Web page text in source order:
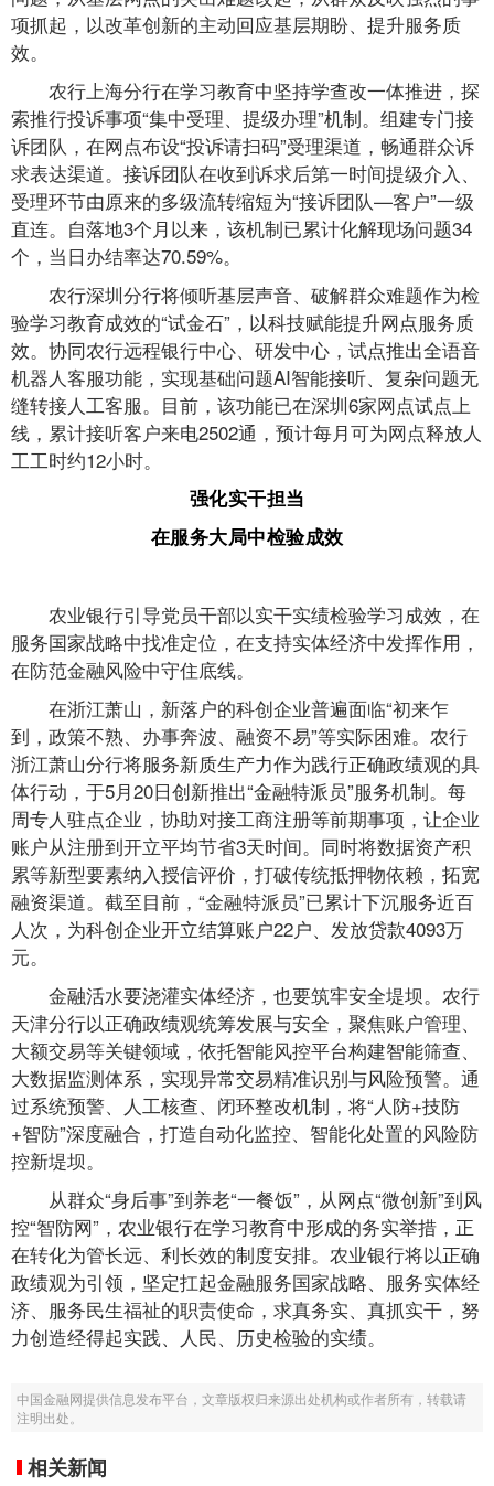
项抓起，以改革创新的主动回应基层期盼、提升服务质
效。
农行上海分行在学习教育中坚持学查改一体推进，探
索推行投诉事项“集中受理、提级办理”机制。组建专门接
诉团队，在网点布设“投诉请扫码”受理渠道，畅通群众诉
求表达渠道。接诉团队在收到诉求后第一时间提级介入、
受理环节由原来的多级流转缩短为“接诉团队—客户”一级
直连。自落地3个月以来，该机制已累计化解现场问题34
个，当日办结率达70.59%。
农行深圳分行将倾听基层声音、破解群众难题作为检
验学习教育成效的“试金石”，以科技赋能提升网点服务质
效。协同农行远程银行中心、研发中心，试点推出全语音
机器人客服功能，实现基础问题AI智能接听、复杂问题无
缝转接人工客服。目前，该功能已在深圳6家网点试点上
线，累计接听客户来电2502通，预计每月可为网点释放人
工工时约12小时。
强化实干担当
在服务大局中检验成效
农业银行引导党员干部以实干实绩检验学习成效，在
服务国家战略中找准定位，在支持实体经济中发挥作用，
在防范金融风险中守住底线。
在浙江萧山，新落户的科创企业普遍面临“初来乍
到，政策不熟、办事奔波、融资不易”等实际困难。农行
浙江萧山分行将服务新质生产力作为践行正确政绩观的具
体行动，于5月20日创新推出“金融特派员”服务机制。每
周专人驻点企业，协助对接工商注册等前期事项，让企业
账户从注册到开立平均节省3天时间。同时将数据资产积
累等新型要素纳入授信评价，打破传统抵押物依赖，拓宽
融资渠道。截至目前，“金融特派员”已累计下沉服务近百
人次，为科创企业开立结算账户22户、发放贷款4093万
元。
金融活水要浇灌实体经济，也要筑牢安全堤坝。农行
天津分行以正确政绩观统筹发展与安全，聚焦账户管理、
大额交易等关键领域，依托智能风控平台构建智能筛查、
大数据监测体系，实现异常交易精准识别与风险预警。通
过系统预警、人工核查、闭环整改机制，将“人防+技防
+智防”深度融合，打造自动化监控、智能化处置的风险防
控新堤坝。
从群众“身后事”到养老“一餐饭”，从网点“微创新”到风
控“智防网”，农业银行在学习教育中形成的务实举措，正
在转化为管长远、利长效的制度安排。农业银行将以正确
政绩观为引领，坚定扛起金融服务国家战略、服务实体经
济、服务民生福祉的职责使命，求真务实、真抓实干，努
力创造经得起实践、人民、历史检验的实绩。
中国金融网提供信息发布平台，文章版权归来源出处机构或作者所有，转载请
注明出处。
相关新闻